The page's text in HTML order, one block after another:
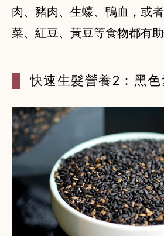
肉、豬肉、生蠔、鴨血，或
菜、紅豆、黃豆等食物都有助
快速生髮營養2：黑色